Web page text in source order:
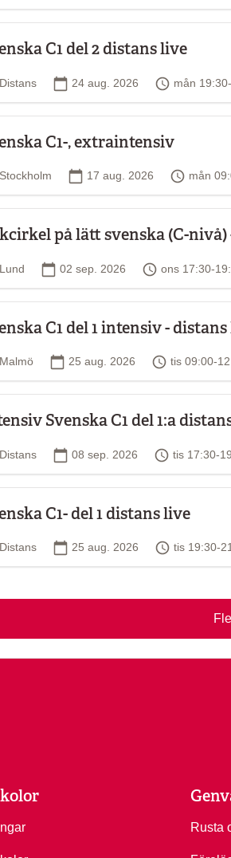
C1 del 2 distans live
Plats
Distans Startdatum
24 aug. 2026 Tid
mån
C1-, extraintensiv
Plats
Stockholm Startdatum
17 aug. 2026 Tid
mån
på lätt svenska (C-
Plats
Lund Startdatum
02 sep. 2026 Tid
ons 17:30-
C1 del 1 intensiv -
Plats
Malmö Startdatum
25 aug. 2026 Tid
tis 09:00-
Svenska C1 del 1:a
Plats
Distans Startdatum
08 sep. 2026 Tid
tis 17:30-
C1- del 1 distans live
Plats
Distans Startdatum
25 aug. 2026 Tid
tis 19:30-
Rusta